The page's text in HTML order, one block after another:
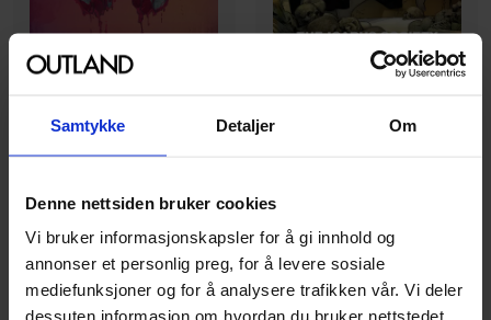
Samtykke Detaljer Om
Denne nettsiden bruker cookies
Vi bruker informasjonskapsler for å gi innhold og
annonser et personlig preg, for å levere sosiale
mediefunksjoner og for å analysere trafikken vår. Vi deler
dessuten informasjon om hvordan du bruker nettstedet
Chrissy Williams Hoang Nguyen ,Khari Evans Kinsun Loh,Lauren
Paperback · Engelsk
Prodigy, Volume 2: The
Paperback · Engelsk
39900
99,75 Medlem
149900
1 349 , Medlem